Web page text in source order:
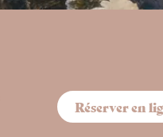
Réserver en